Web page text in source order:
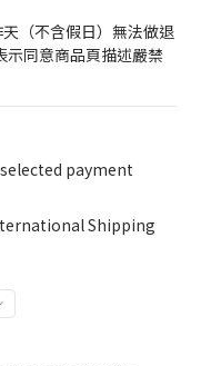
（不含假日）無法做退
示同意商品頁描述嚴禁
payment
Shipping